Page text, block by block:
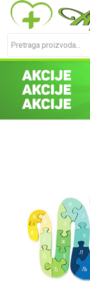
Prijavite
Unesite svoje korisničko